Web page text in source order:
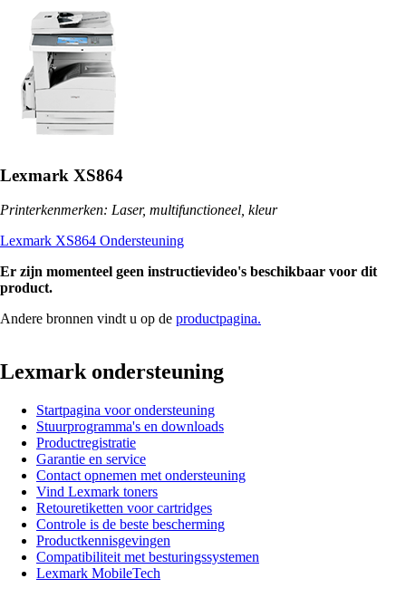
Lexmark XS864
Printerkenmerken: Laser, multifunctioneel, kleur
Lexmark XS864 Ondersteuning
Er zijn momenteel geen instructievideo's beschikbaar voor dit
product.
Andere bronnen vindt u op de productpagina.
Lexmark ondersteuning
Startpagina voor ondersteuning
Stuurprogramma's en downloads
Productregistratie
Garantie en service
Contact opnemen met ondersteuning
Vind Lexmark toners
Retouretiketten voor cartridges
Controle is de beste bescherming
Productkennisgevingen
Compatibiliteit met besturingssystemen
Lexmark MobileTech